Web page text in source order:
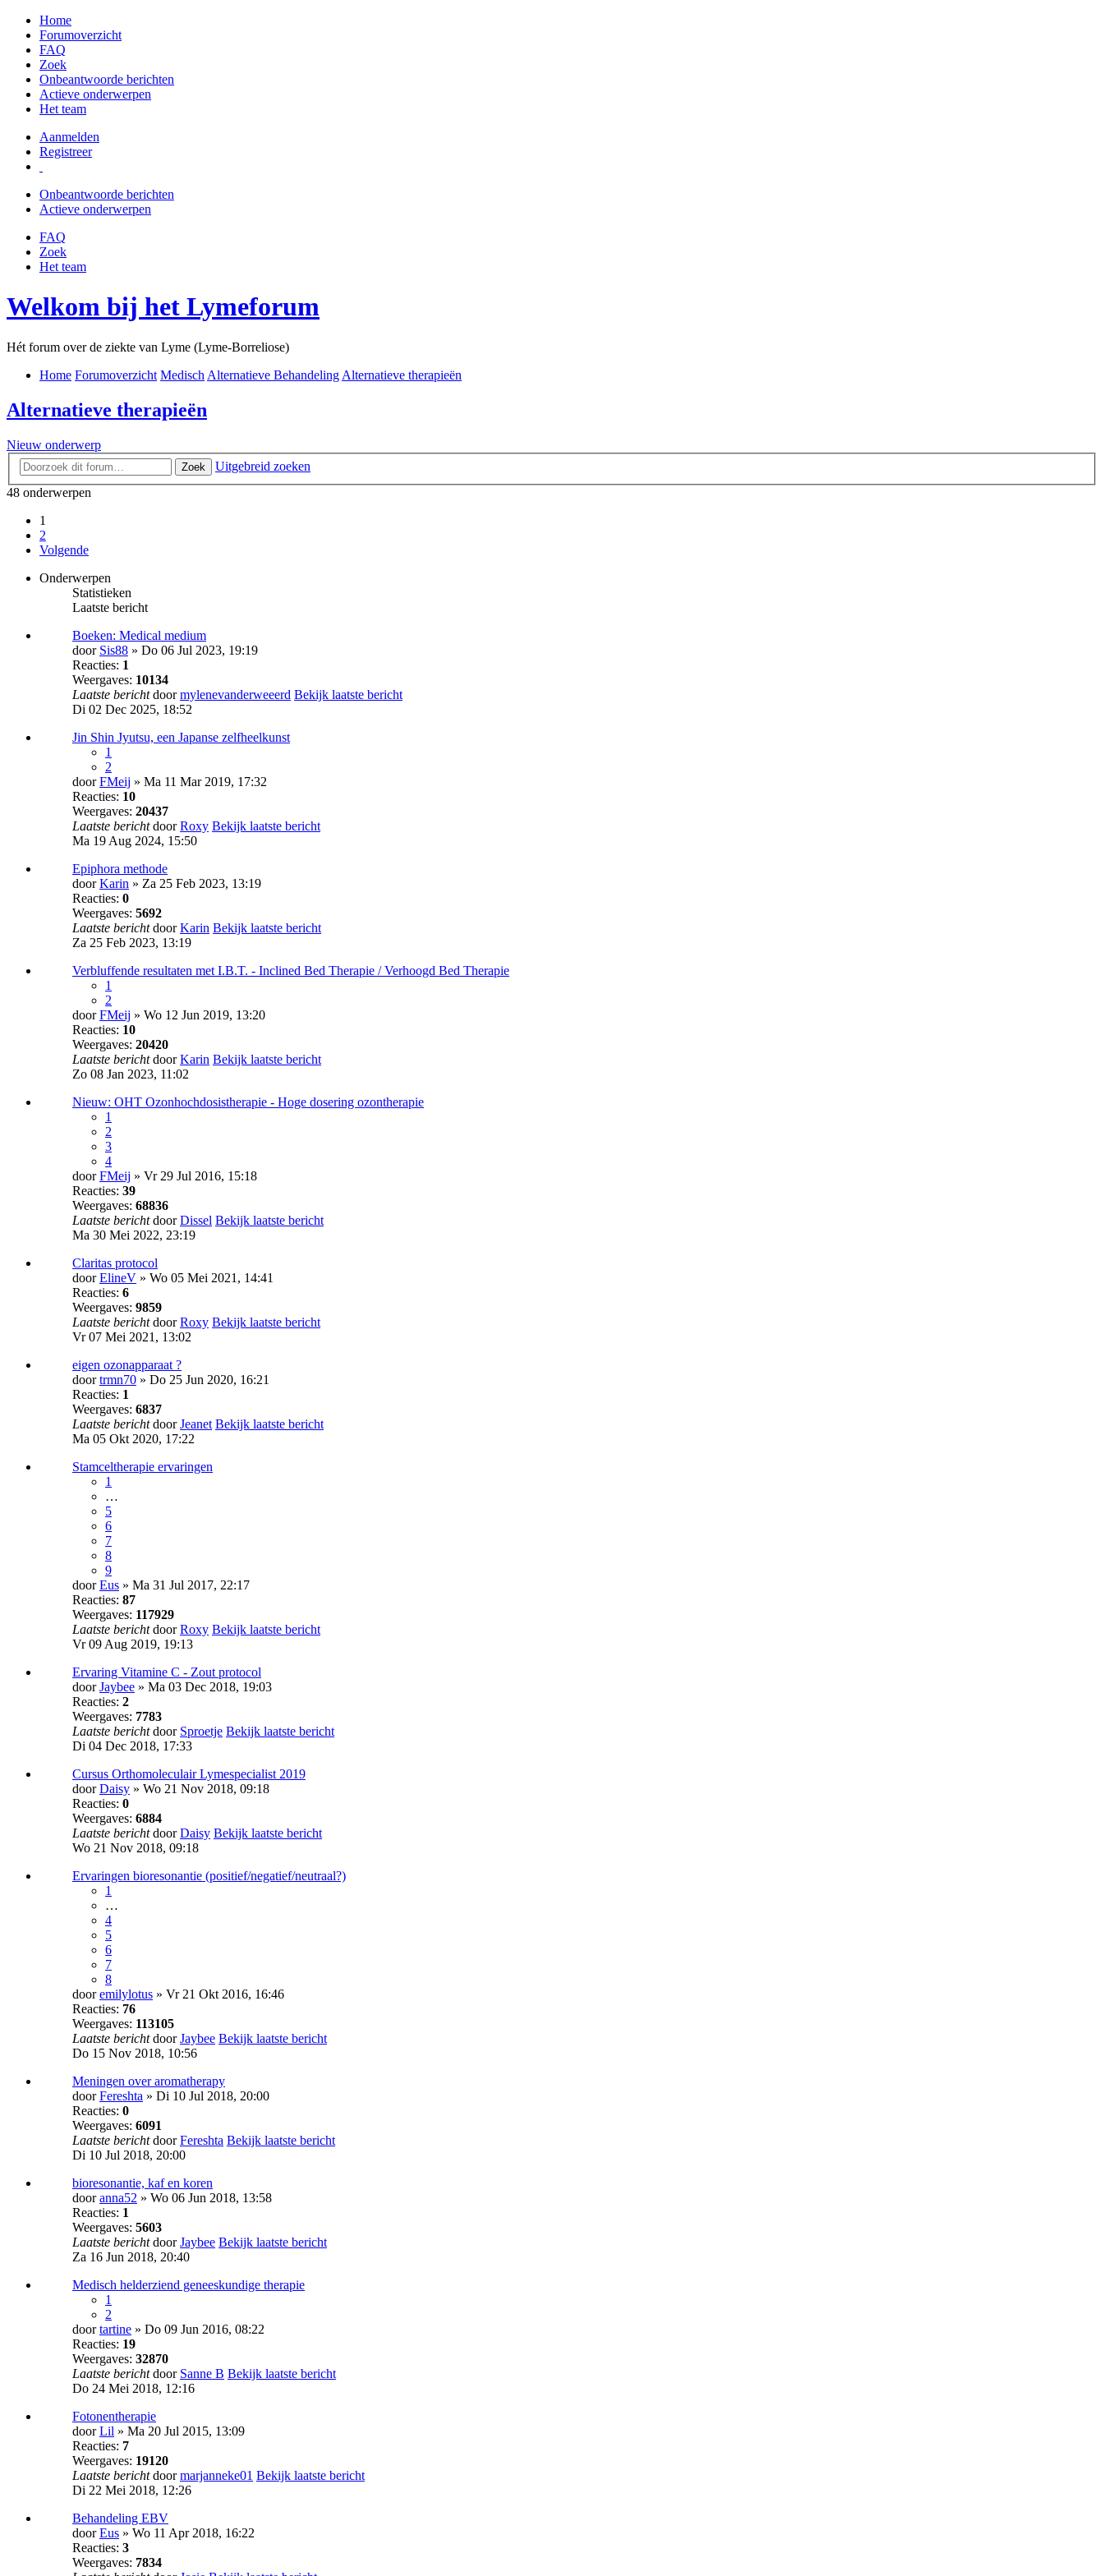
Home
Forumoverzicht
FAQ
Zoek
Onbeantwoorde berichten
Actieve onderwerpen
Het team
Aanmelden
Registreer
Onbeantwoorde berichten
Actieve onderwerpen
FAQ
Zoek
Het team
Welkom bij het Lymeforum
Hét forum over de ziekte van Lyme (Lyme-Borreliose)
Home Forumoverzicht Medisch Alternatieve Behandeling Alternatieve therapieën
Alternatieve therapieën
Nieuw onderwerp
Zoek
Uitgebreid zoeken
48 onderwerpen
1
2
Volgende
Onderwerpen
Statistieken
Laatste bericht
Boeken: Medical medium
door Sis88 » Do 06 Jul 2023, 19:19
Reacties: 1
Weergaves: 10134
Laatste berichtdoormylenevanderweeerd Bekijk laatste bericht
Di 02 Dec 2025, 18:52
Jin Shin Jyutsu, een Japanse zelfheelkunst
1
2
doorFMeij » Ma 11 Mar 2019, 17:32
Reacties: 10
Weergaves: 20437
Laatste berichtdoorRoxy Bekijk laatste bericht
Ma 19 Aug 2024, 15:50
Epiphora methode
doorKarin » Za 25 Feb 2023, 13:19
Reacties: 0
Weergaves: 5692
Laatste berichtdoorKarin Bekijk laatste bericht
Za 25 Feb 2023, 13:19
Verbluffende resultaten met I.B.T. - Inclined Bed Therapie / Verhoogd Bed Therapie
1
2
doorFMeij » Wo 12 Jun 2019, 13:20
Reacties: 10
Weergaves: 20420
Laatste berichtdoorKarin Bekijk laatste bericht
Zo 08 Jan 2023, 11:02
Nieuw: OHT Ozonhochdosistherapie - Hoge dosering ozontherapie
1
2
3
4
doorFMeij » Vr 29 Jul 2016, 15:18
Reacties: 39
Weergaves: 68836
Laatste berichtdoorDissel Bekijk laatste bericht
Ma 30 Mei 2022, 23:19
Claritas protocol
doorElineV » Wo 05 Mei 2021, 14:41
Reacties: 6
Weergaves: 9859
Laatste berichtdoorRoxy Bekijk laatste bericht
Vr 07 Mei 2021, 13:02
eigen ozonapparaat ?
doortrmn70 » Do 25 Jun 2020, 16:21
Reacties: 1
Weergaves: 6837
Laatste berichtdoorJeanet Bekijk laatste bericht
Ma 05 Okt 2020, 17:22
Stamceltherapie ervaringen
1
…
5
6
7
8
9
doorEus » Ma 31 Jul 2017, 22:17
Reacties: 87
Weergaves: 117929
Laatste berichtdoorRoxy Bekijk laatste bericht
Vr 09 Aug 2019, 19:13
Ervaring Vitamine C - Zout protocol
doorJaybee » Ma 03 Dec 2018, 19:03
Reacties: 2
Weergaves: 7783
Laatste berichtdoor Sproetje Bekijk laatste bericht
Di 04 Dec 2018, 17:33
Cursus Orthomoleculair Lymespecialist 2019
doorDaisy » Wo 21 Nov 2018, 09:18
Reacties: 0
Weergaves: 6884
Laatste berichtdoorDaisy Bekijk laatste bericht
Wo 21 Nov 2018, 09:18
Ervaringen bioresonantie (positief/negatief/neutraal?)
1
…
4
5
6
7
8
dooremilylotus » Vr 21 Okt 2016, 16:46
Reacties: 76
Weergaves: 113105
Laatste berichtdoorJaybee Bekijk laatste bericht
Do 15 Nov 2018, 10:56
Meningen over aromatherapy
doorFereshta » Di 10 Jul 2018, 20:00
Reacties: 0
Weergaves: 6091
Laatste berichtdoorFereshta Bekijk laatste bericht
Di 10 Jul 2018, 20:00
bioresonantie, kaf en koren
dooranna52 » Wo 06 Jun 2018, 13:58
Reacties: 1
Weergaves: 5603
Laatste berichtdoorJaybee Bekijk laatste bericht
Za 16 Jun 2018, 20:40
Medisch helderziend geneeskundige therapie
1
2
doortartine » Do 09 Jun 2016, 08:22
Reacties: 19
Weergaves: 32870
Laatste berichtdoor Sanne B Bekijk laatste bericht
Do 24 Mei 2018, 12:16
Fotonentherapie
doorLil » Ma 20 Jul 2015, 13:09
Reacties: 7
Weergaves: 19120
Laatste berichtdoormarjanneke01 Bekijk laatste bericht
Di 22 Mei 2018, 12:26
Behandeling EBV
doorEus » Wo 11 Apr 2018, 16:22
Reacties: 3
Weergaves: 7834